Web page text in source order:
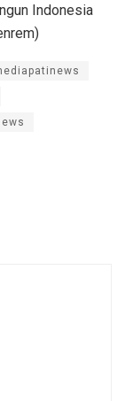
Indonesia